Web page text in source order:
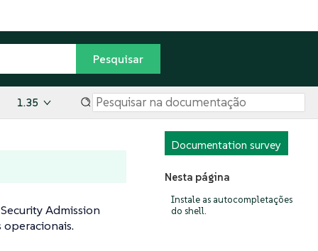
1.35
Documentation survey
Nesta página
Instale as autocompletações
do shell.
Admission
operacionais.